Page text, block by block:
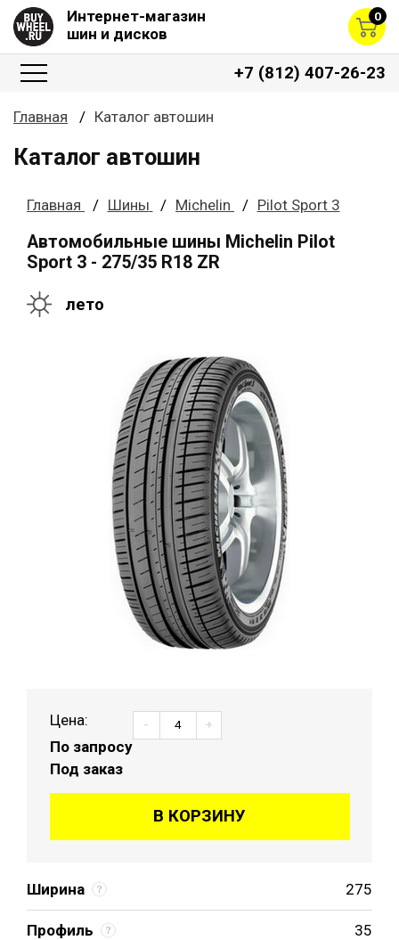
Интернет-магазин
шин и дисков
0
+7 (812) 407-26-23
Главная Каталог автошин
Каталог автошин
Главная Шины Michelin Pilot Sport 3
Автомобильные шины Michelin Pilot
Sport 3 - 275/35 R18 ZR
лето
Ширина 275
Профиль 35
Цена:
По запросу
Под заказ
- +
В КОРЗИНУ